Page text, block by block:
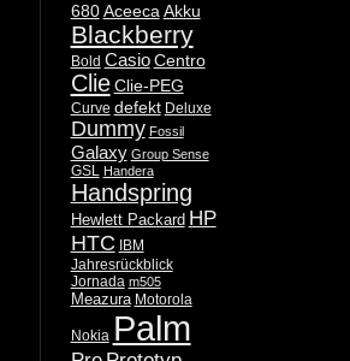
680 Aceeca Akku
Blackberry
Bold Casio Centro
Clie Clie-PEG
Curve defekt Deluxe
Dummy Fossil
Galaxy Group Sense
GSL Handera
Handspring
Hewlett Packard HP
HTC
IBM
Jahresrückblick
Jornada m505
Meazura Motorola
Nokia Palm